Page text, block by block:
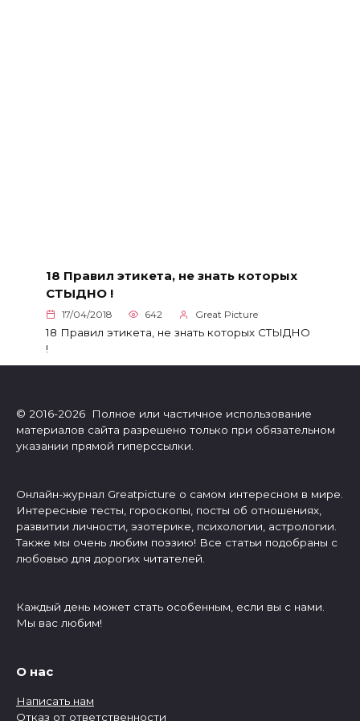
18 Правил этикета, не знать которых
СТЫДНО !
17/04/2018 642 Great Picture
18 Правил этикета, не знать которых СТЫДНО
!
© 2016-2026 Полное или частичное использование
материалов сайта разрешено только при обязательном
указании прямой гиперссылки.
Онлайн-журнал Greatpicture о самом интересном в мире.
Интересные тесты, гороскопы, посты об отношениях,
развитии личности, эзотерике, психологии, астрологии.
Также мы очень любим поэзию! Все статьи подобраны с
любовью для дорогих читателей.
Каждый день может стать особенным, если вы с нами.
Мы вас любим!
О нас
Написать нам
Отказ от ответственности